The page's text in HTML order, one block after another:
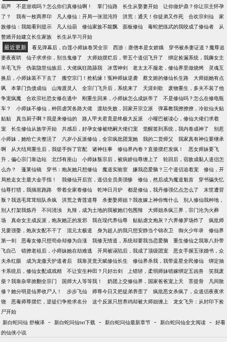
葫芦
不是游戏吗？怎么你们真修仙啊！ 掌门仙路 长生从娶妻开始
让你做炉鼎？你让宗主怀孕
了？
我有一枚两界印 凡人修仙：开局一张混沌符 洪荒：通天！你徒弟又作死 合欢宗剑仙
家
族修仙：我能看到提示
凡人仙葫 修仙家族不能飘 面板修仙 毒蛇把练武的我咬成了修仙者
从
赘婿开始建立长生家族
长生从学习开始
最近更新 看见弹幕后，白莲小师妹卷哭全宗 西游：唐僧本是女娇娥
穿书被杀妻证道？魔尊追
妻夜夜哄
仙子求求你，别当鬼修了 大师姐摆烂后，带五个道侣飞升了
绑定捡漏系统，我薅女主
羊毛飞升
伪装隐世仙族后，大佬疯狂跪舔我 冰雪神剑 老太太不服老，修仙界里做烧烤
灵魂互
换后，小师妹装不下去了
搬空宗门！抢机缘！冤种师妹逆袭 蔡文姬的修仙长生路
大师姐她有点
飒
本掌门负债成仙 山海渡灵人 全宗门飞升后，系统来了 天涯剑歌
废物重生，多夫不装了他
争宠疯魔
合欢宗社恐女修在逃中 刚重生回来，小师妹怎么成妖帝了
不是修仙吗？怎么在修电瓶
车？
小师妹不修仙，种田虐哭各路大佬 渡劫失败，回家开宗立派
弹幕教我撩撩撩，冷欲仙夫贴
贴贴
真当厨子啊？我是来修仙的 路人甲夫君竟是终极大反派
小哑巴被读心，修仙大佬们求着
宠
长生修仙从族学开始 共感后，好孕女修被绝嗣大佬们宠 觉醒签到系统，我内卷成神了
别惹
小师妹，她给亡夫整活了
六岁小反派修仙，全宗疯批团宠她 我的二货师父
我家真有神位要继承
啊
从大结局重生后，我徒手拆了官配 诸神往事 修仙界内卷？直接摆烂发疯！
恶女师妹要飞
升，偏心宗门靠边站
北邙有座山 小师妹叛宗后，被病娇仙尊缠上了
轮回后，宿敌成黏人道侣怎
么办？
蓬莱仙镜 穿书：炮灰她只想修仙 魔道实验室 嫌我恋爱脑？三个道侣追着宠
修仙，开
局抢走女主最大金手指！
我修仙开后宫，道侣全员美强惨 修仙，然后成为魔道魁首
穿书骗失忆
仙尊打猎，我揣崽跑路
带着全家卷修仙 乾坤日月炉 都是修仙，我丹修强亿点怎么了
末世遭背
叛？我选毛茸茸组队杀疯
洪荒之青莲道尊 杀妻娶师姐？我改嫁上神你悔什么
别人修仙我种地，
别人打架我炼丹
不问清浊 丸辣，成为土地的我被她们包围辣
大师姐杀疯三界，宗门沦为火葬
场
真命女主成反派，炮灰她正的发邪 我在现代养仙尊 贴贴虐文炮灰？六界修罗场炸了
疯批师
兄要强娶，炮灰女配不干了
混元太极道 身为超人的我只想安静当个锦衣卫 御火少年录
修仙界
第一剑
恶毒女修只想苟命却修为自涨 我修无情道，系统却要我当恋爱脑
重生修仙之我靠八卦带
飞自己
错撩老祖后，小师妹她在劫难逃 开局被诬陷后，我成了顶级团宠
恶女手握五张婚书，众
夫杀红眼
成为龙傲天护道者后 我靠灵觉天赋修仙长生 修仙界杀我，我带蓝星全民修仙
绑定抽
卡系统后，修仙女配成戏精
不让安生种田？只好出剑 上错轿，柔弱师妹错嫁绑定五凶兽
笑我废
柴？我靠杂草掀翻全宗门
国师大人等等我！ 奶团上交修仙界，国家爸爸宠上天 菩提骨
凡间散
修？她分明是仙界收尸人！
步步飞仙 师尊今日又把徒弟养歪了
疯批恶女杀疯了，众道侣夜夜求
饶
恶毒师尊摆烂，逆徒们争抢求名分 这个反派只想养鸡却被大师姐缠上
龙女飞升：从封印下捡
尸开始
新白蛇问仙 舒楠泽 - 新白蛇问仙txt下载 - 新白蛇问仙最新章节 - 新白蛇问仙全文阅读 - 好看
的仙侠小说